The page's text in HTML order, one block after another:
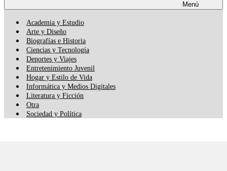
Menú
Academia y Estudio
Arte y Diseño
Biografías e Historia
Ciencias y Tecnología
Deportes y Viajes
Entretenimiento Juvenil
Hogar y Estilo de Vida
Informática y Medios Digitales
Literatura y Ficción
Otra
Sociedad y Política